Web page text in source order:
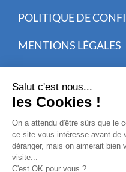
POLITIQUE DE
MENTIONS LÉGALES
INSCRIVEZ-VOUS À
Receive our newsletters